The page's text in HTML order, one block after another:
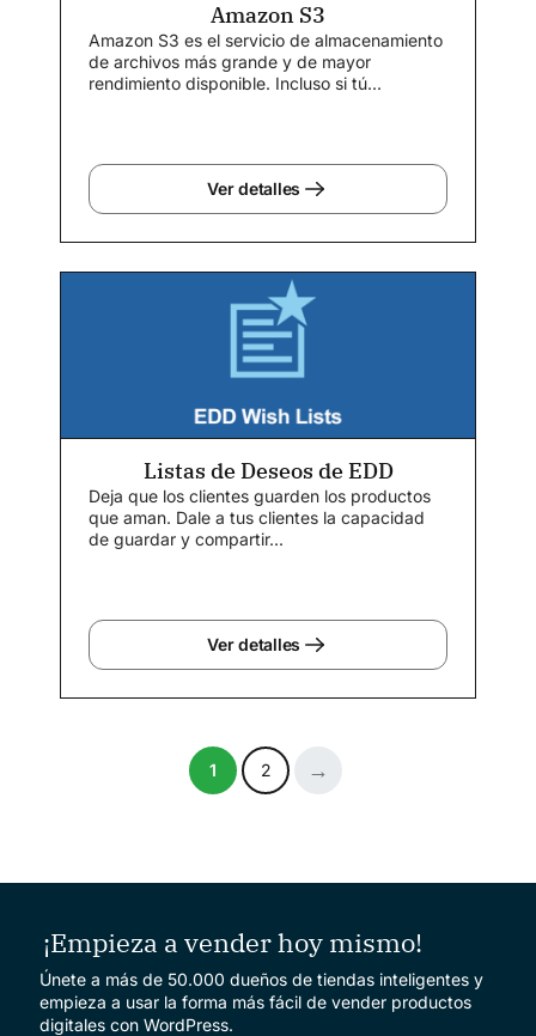
Amazon S3
Amazon S3 es el servicio de almacenamiento
de archivos más grande y de mayor
rendimiento disponible. Incluso si tú...
Ver detalles
Listas de Deseos de EDD
Deja que los clientes guarden los productos
que aman. Dale a tus clientes la capacidad
de guardar y compartir...
Ver detalles
1 2
¡Empieza a vender hoy mismo!
Únete a más de 50.000 dueños de tiendas inteligentes y
empieza a usar la forma más fácil de vender productos
digitales con WordPress.